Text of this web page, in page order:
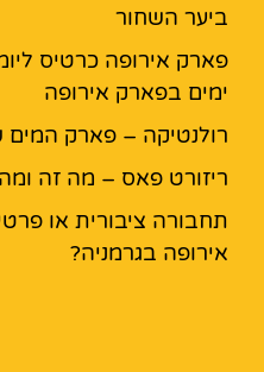
ביער השחור
ימים בפארק אירופה
רולנטיקה – פארק
ריזורט פאס – מה זה
תחבורה ציבורית או
אירופה בגרמניה?